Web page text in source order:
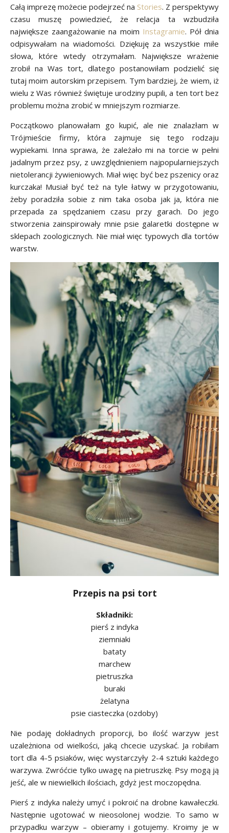
Całą imprezę możecie podejrzeć na Stories. Z perspektywy
czasu muszę powiedzieć, że relacja ta wzbudziła
największe zaangażowanie na moim Instagramie. Pół dnia
odpisywałam na wiadomości. Dziękuję za wszystkie miłe
słowa, które wtedy otrzymałam. Największe wrażenie
zrobił na Was tort, dlatego postanowiłam podzielić się
tutaj moim autorskim przepisem. Tym bardziej, że wiem, iż
wielu z Was również świętuje urodziny pupili, a ten tort bez
problemu można zrobić w mniejszym rozmiarze.
Początkowo planowałam go kupić, ale nie znalazłam w
Trójmieście firmy, która zajmuje się tego rodzaju
wypiekami. Inna sprawa, że zależało mi na torcie w pełni
jadalnym przez psy, z uwzględnieniem najpopularniejszych
nietolerancji żywieniowych. Miał więc być bez pszenicy oraz
kurczaka! Musiał być też na tyle łatwy w przygotowaniu,
żeby poradziła sobie z nim taka osoba jak ja, która nie
przepada za spędzaniem czasu przy garach. Do jego
stworzenia zainspirowały mnie psie galaretki dostępne w
sklepach zoologicznych. Nie miał więc typowych dla tortów
warstw.
Przepis na psi tort
Składniki:
pierś z indyka
ziemniaki
bataty
marchew
pietruszka
buraki
żelatyna
psie ciasteczka (ozdoby)
Nie podaję dokładnych proporcji, bo ilość warzyw jest
uzależniona od wielkości, jaką chcecie uzyskać. Ja robiłam
tort dla 4-5 psiaków, więc wystarczyły 2-4 sztuki każdego
warzywa. Zwróćcie tylko uwagę na pietruszkę. Psy mogą ją
jeść, ale w niewielkich ilościach, gdyż jest moczopędna.
Pierś z indyka należy umyć i pokroić na drobne kawałeczki.
Następnie ugotować w nieosolonej wodzie. To samo w
przypadku warzyw – obieramy i gotujemy. Kroimy je w